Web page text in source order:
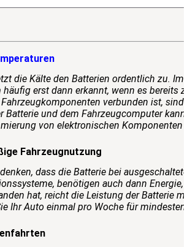
die Kälte den Batterien ordentlich zu. Im
häufig erst dann erkannt, wenn es bereits
verbunden ist, sind
Batterie und dem Fahrzeugcomputer
von elektronischen Komponenten
Fahrzeugnutzung
dass die Batterie bei
benötigen auch dann
hat, reicht die Leistung der Batterie
Ihr Auto einmal pro Woche für